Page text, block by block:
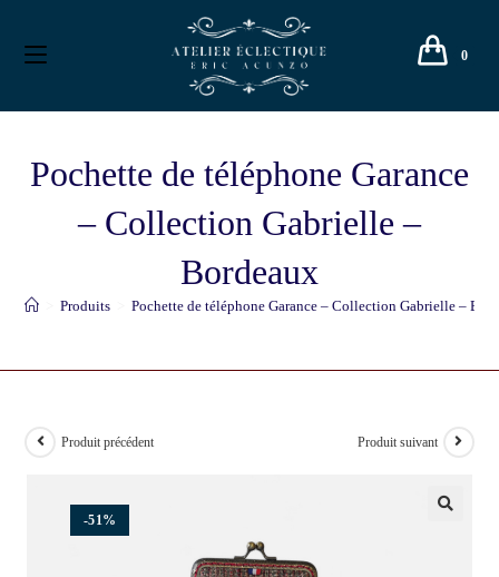
0
Pochette de téléphone Garance
– Collection Gabrielle –
Bordeaux
Produits Pochette de téléphone Garance – Collection Gabrielle –
-51%
Produit précédent Produit suivant